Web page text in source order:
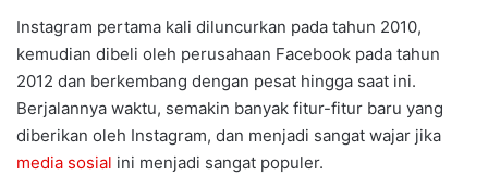
Instagram pertama kali diluncurkan pada tahun 2010,
kemudian dibeli oleh perusahaan Facebook pada tahun
2012 dan berkembang dengan pesat hingga saat ini.
Berjalannya waktu, semakin banyak fitur-fitur baru yang
diberikan oleh Instagram, dan menjadi sangat wajar jika
media sosial ini menjadi sangat populer.